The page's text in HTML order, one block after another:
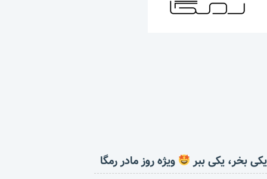
یکی بخر، یکی ببر ویژه روز مادر رمگا